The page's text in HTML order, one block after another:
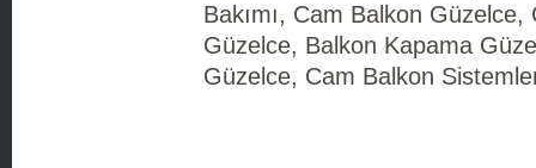
Bakımı, Cam Balkon
Güzelce, Balkon Kapama
Güzelce, Cam Balkon